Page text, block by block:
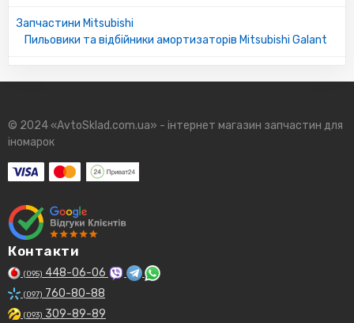
Запчастини Mitsubishi
Пильовики та відбійники амортизаторів Mitsubishi Galant
© 2024 «AvtoSklad.com.ua» - інтернет магазин запчастин для
іномарок
Контакти
(095) 448-06-06
(097) 760-80-88
(093) 309-89-89